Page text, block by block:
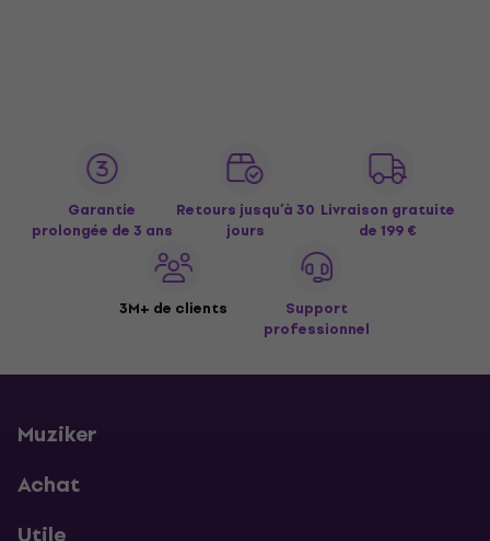
Garantie
prolongée de 3 ans
Retours jusqu’à 30
jours
Livraison gratuite
de 199 €
3M+ de clients
Support
professionnel
Muziker
Achat